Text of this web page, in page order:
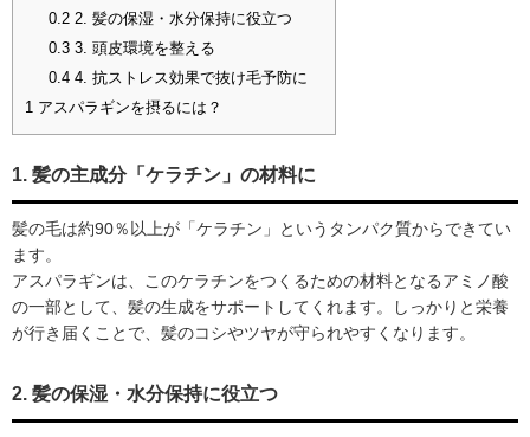
0.22. 髪の保湿・水分保持に役立つ
0.33. 頭皮環境を整える
0.44. 抗ストレス効果で抜け毛予防に
1 アスパラギンを摂るには？
1. 髪の主成分「ケラチン」の材料に
髪の毛は約90％以上が「ケラチン」というタンパク質からできてい
ます。
アスパラギンは、このケラチンをつくるための材料となるアミノ酸
の一部として、髪の生成をサポートしてくれます。しっかりと栄養
が行き届くことで、髪のコシやツヤが守られやすくなります。
2. 髪の保湿・水分保持に役立つ